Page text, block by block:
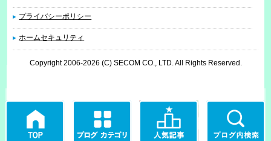
プライバシーポリシー
ホームセキュリティ
Copyright 2006-2026 (C) SECOM CO., LTD. All Rights Reserved.